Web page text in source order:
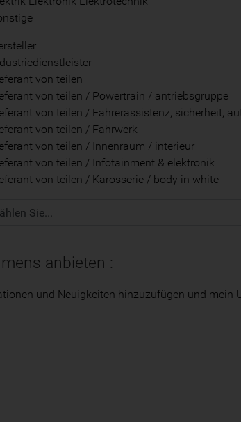
von teilen
von teilen / Powertrain / antriebsgruppe
von teilen / Fahrerassistenz, sicherheit,
von teilen / Fahrwerk
von teilen / Innenraum / interieur
von teilen / Infotainment & elektronik
von teilen / Karosserie / body in white
anbieten :
und Neuigkeiten hinzuzufügen und mein